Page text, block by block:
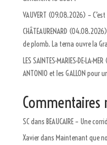
VAUVERT (09.08.2026) –
CHÂTEAURENARD
de plomb. La terna ouvre la
LES SAINTES-MARIES-DE-LA-
ANTONIO et les GALLON pour
Commentaires
SCdans BEAUCAIRE – Une
Xavierdans Maintenant que